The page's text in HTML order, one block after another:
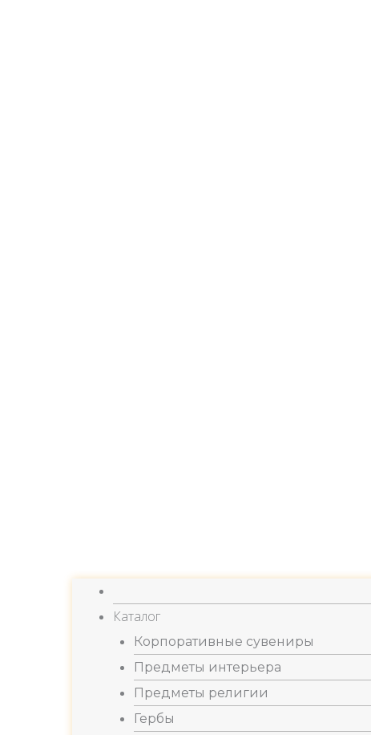
Каталог
Корпоративные сувениры
Предметы интерьера
Предметы религии
Гербы